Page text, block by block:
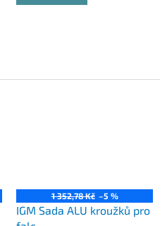
1 352,78 Kč –5 %
IGM Sada ALU kroužků pro